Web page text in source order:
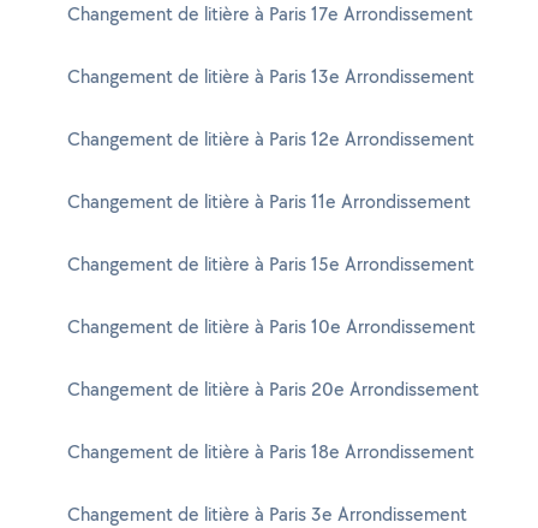
Changement de litière à Paris 17e Arrondissement
Changement de litière à Paris 13e Arrondissement
Changement de litière à Paris 12e Arrondissement
Changement de litière à Paris 11e Arrondissement
Changement de litière à Paris 15e Arrondissement
Changement de litière à Paris 10e Arrondissement
Changement de litière à Paris 20e Arrondissement
Changement de litière à Paris 18e Arrondissement
Changement de litière à Paris 3e Arrondissement